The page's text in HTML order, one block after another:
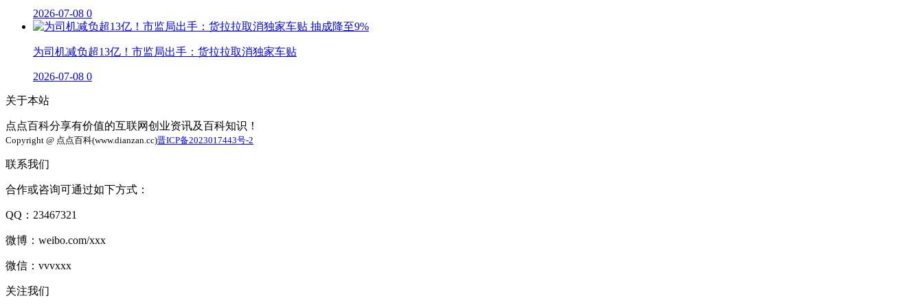
2026-07-08 0
为司机减负超13亿！市监局出手：货拉拉取消独家车贴
2026-07-08 0
关于本站
点点百科分享有价值的互联网创业资讯及百科知识！
Copyright @ 点点百科(www.dianzan.cc)晋ICP备2023017443号-2
联系我们
合作或咨询可通过如下方式：
QQ：23467321
微博：weibo.com/xxx
微信：vvvxxx
关注我们